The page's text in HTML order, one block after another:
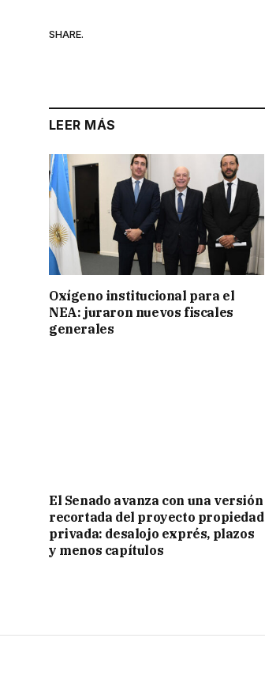
SHARE.
LEER MÁS
Oxígeno institucional para el
NEA: juraron nuevos fiscales
generales
El Senado avanza con una versión
recortada del proyecto propiedad
privada: desalojo exprés, plazos
y menos capítulos